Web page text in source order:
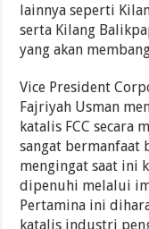
lainnya seperti
serta Kilang
yang akan
Vice President
Fajriyah Usman
katalis FCC secara
sangat bermanfaat
mengingat saat ini
dipenuhi melalui
Pertamina ini
katalis industri